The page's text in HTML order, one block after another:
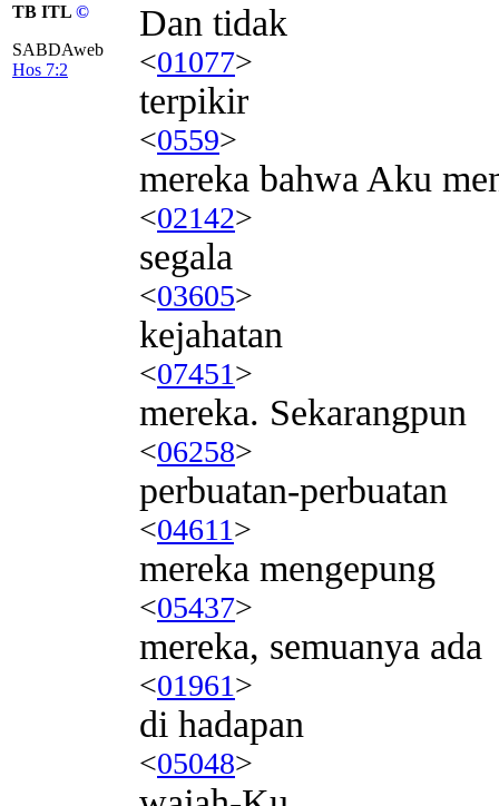
TB ITL ©
SABDAweb
Hos 7:2
Dan tidak
<01077>
terpikir
<0559>
mereka bahwa Aku
<02142>
segala
<03605>
kejahatan
<07451>
mereka. Sekarangpun
<06258>
perbuatan-perbuatan
<04611>
mereka mengepung
<05437>
mereka, semuanya ada
<01961>
di hadapan
<05048>